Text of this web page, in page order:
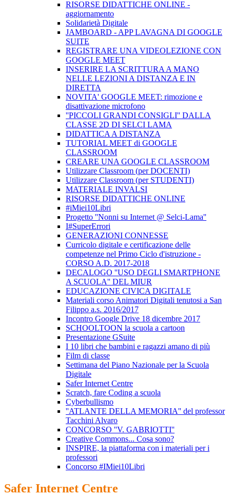
RISORSE DIDATTICHE ONLINE -
aggiornamento
Solidarietà Digitale
JAMBOARD - APP LAVAGNA DI GOOGLE
SUITE
REGISTRARE UNA VIDEOLEZIONE CON
GOOGLE MEET
INSERIRE LA SCRITTURA A MANO
NELLE LEZIONI A DISTANZA E IN
DIRETTA
NOVITA' GOOGLE MEET: rimozione e
disattivazione microfono
''PICCOLI GRANDI CONSIGLI'' DALLA
CLASSE 2D DI SELCI LAMA
DIDATTICA A DISTANZA
TUTORIAL MEET di GOOGLE
CLASSROOM
CREARE UNA GOOGLE CLASSROOM
Utilizzare Classroom (per DOCENTI)
Utilizzare Classroom (per STUDENTI)
MATERIALE INVALSI
RISORSE DIDATTICHE ONLINE
#iMiei10Libri
Progetto ''Nonni su Internet @ Selci-Lama''
I#SuperErrori
GENERAZIONI CONNESSE
Curricolo digitale e certificazione delle
competenze nel Primo Ciclo d'istruzione -
CORSO A.D. 2017-2018
DECALOGO ''USO DEGLI SMARTPHONE
A SCUOLA'' DEL MIUR
EDUCAZIONE CIVICA DIGITALE
Materiali corso Animatori Digitali tenutosi a San
Filippo a.s. 2016/2017
Incontro Google Drive 18 dicembre 2017
SCHOOLTOON la scuola a cartoon
Presentazione GSuite
I 10 libri che bambini e ragazzi amano di più
Film di classe
Settimana del Piano Nazionale per la Scuola
Digitale
Safer Internet Centre
Scratch, fare Coding a scuola
Cyberbullismo
''ATLANTE DELLA MEMORIA'' del professor
Tacchini Alvaro
CONCORSO ''V. GABRIOTTI''
Creative Commons... Cosa sono?
INSPIRE, la piattaforma con i materiali per i
professori
Concorso #IMiei10Libri
Safer Internet Centre